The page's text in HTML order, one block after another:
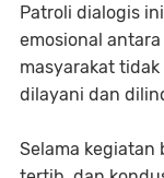
Patroli dialogis
emosional
masyarakat
dilayani dan
Selama kegiatan